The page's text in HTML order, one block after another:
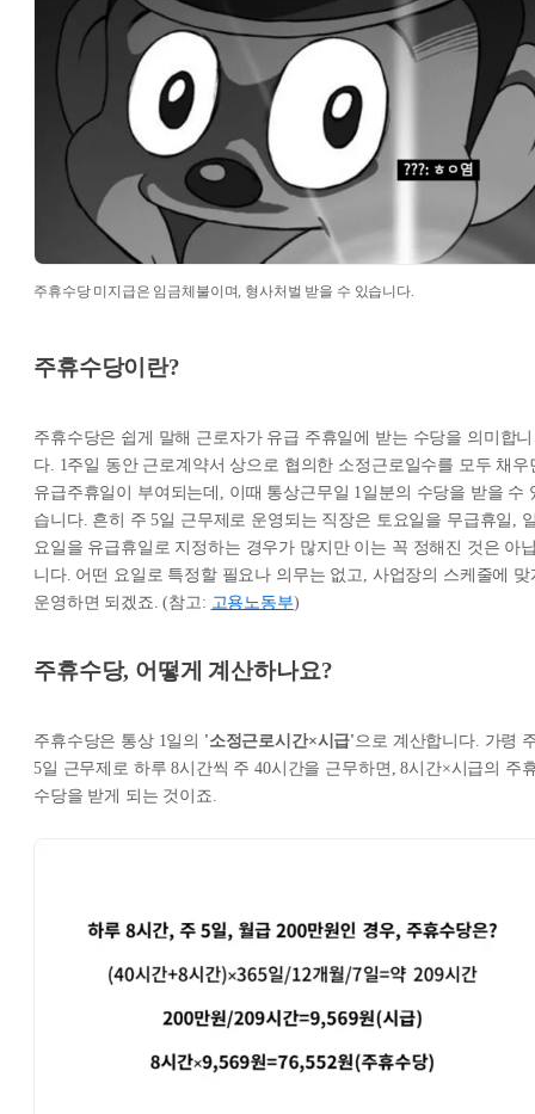
주휴수당 미지급은 임금체불이며, 형사처벌 받을 수 있습니다.
주휴수당이란?
주휴수당은 쉽게 말해 근로자가 유급 주휴일에 받는 수당을 의미합니
다. 1주일 동안 근로계약서 상으로 협의한 소정근로일수를 모두 채우
유급주휴일이 부여되는데, 이때 통상근무일 1일분의 수당을 받을 수
습니다. 흔히 주 5일 근무제로 운영되는 직장은 토요일을 무급휴일,
요일을 유급휴일로 지정하는 경우가 많지만 이는 꼭 정해진 것은 아
니다. 어떤 요일로 특정할 필요나 의무는 없고, 사업장의 스케줄에 맞
운영하면 되겠죠. (참고: 고용노동부)
주휴수당, 어떻게 계산하나요?
주휴수당은 통상 1일의 '소정근로시간×시급'으로 계산합니다. 가령
5일 근무제로 하루 8시간씩 주 40시간을 근무하면, 8시간×시급의 주
수당을 받게 되는 것이죠.